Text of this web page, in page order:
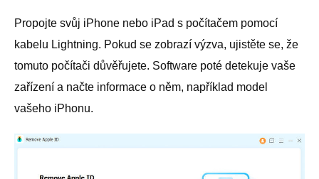
Propojte svůj iPhone nebo iPad s počítačem pomocí
kabelu Lightning. Pokud se zobrazí výzva, ujistěte se, že
tomuto počítači důvěřujete. Software poté detekuje vaše
zařízení a načte informace o něm, například model
vašeho iPhonu.